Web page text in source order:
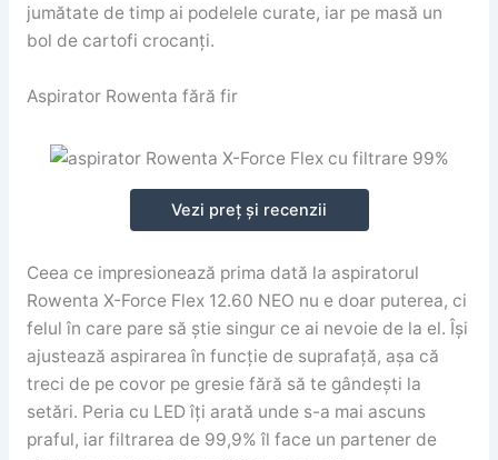
jumătate de timp ai podelele curate, iar pe masă un
bol de cartofi crocanți.
Aspirator Rowenta fără fir
Vezi preț și recenzii
Ceea ce impresionează prima dată la aspiratorul
Rowenta X-Force Flex 12.60 NEO nu e doar puterea, ci
felul în care pare să știe singur ce ai nevoie de la el. Își
ajustează aspirarea în funcție de suprafață, așa că
treci de pe covor pe gresie fără să te gândești la
setări. Peria cu LED îți arată unde s-a mai ascuns
praful, iar filtrarea de 99,9% îl face un partener de